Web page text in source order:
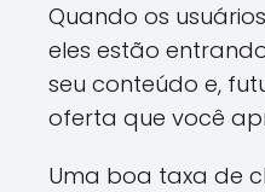
Quando os
eles estão
seu conteúdo e,
oferta que você
Uma boa taxa de